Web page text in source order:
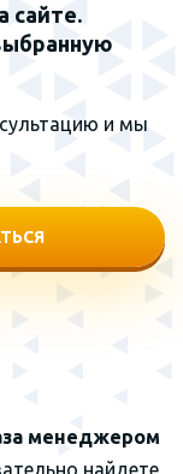
сайте.
и мы
менеджером
найдете